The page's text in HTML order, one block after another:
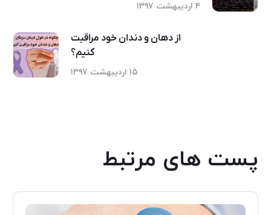
۴ اردیبهشت ۱۳۹۷
از دهان و دندان خود مراقبت
کنیم؟
۱۵ اردیبهشت ۱۳۹۷
پست های مرتبط